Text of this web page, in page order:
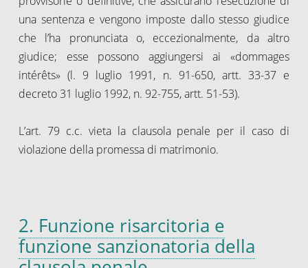
una sentenza e vengono imposte dallo stesso giudice
che l’ha pronunciata o, eccezionalmente, da altro
giudice; esse possono aggiungersi ai «dommages
intérêts» (l. 9 luglio 1991, n. 91-650, artt. 33-37 e
decreto 31 luglio 1992, n. 92-755, artt. 51-53).
L’art. 79 c.c. vieta la clausola penale per il caso di
violazione della promessa di matrimonio.
2. Funzione risarcitoria e
funzione sanzionatoria della